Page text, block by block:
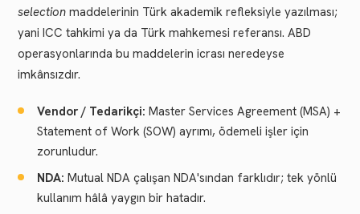
selection maddelerinin Türk akademik refleksiyle yazılması;
yani ICC tahkimi ya da Türk mahkemesi referansı. ABD
operasyonlarında bu maddelerin icrası neredeyse
imkânsızdır.
Vendor / Tedarikçi: Master Services Agreement (MSA) +
Statement of Work (SOW) ayrımı, ödemeli işler için
zorunludur.
NDA: Mutual NDA çalışan NDA'sından farklıdır; tek yönlü
kullanım hâlâ yaygın bir hatadır.